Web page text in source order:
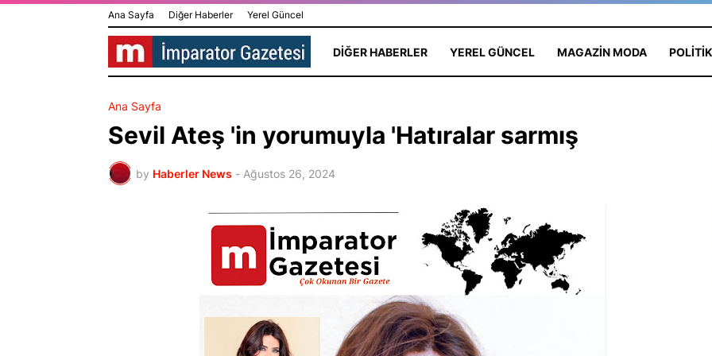
Ana Sayfa Diğer Haberler Yerel Güncel
DIĞER HABERLER YEREL GÜNCEL MAGAZIN MODA
Ana Sayfa
Sevil Ateş 'in yorumuyla 'Hatıralar sarmış
by Haberler News - Ağustos 26, 2024
HİLAL GÜR KOLAY